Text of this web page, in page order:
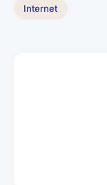
Internet